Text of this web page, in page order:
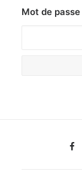
Mot de passe